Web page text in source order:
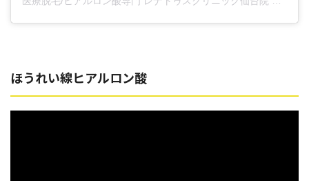
ほうれい線ヒアルロン酸